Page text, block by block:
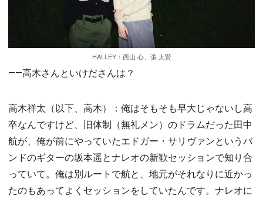
HALLEY：西山 心、張 太賢
――高木さんといけださんは？
高木祥太（以下、高木）：俺はそもそも早大じゃないし高
卒なんですけど、旧体制（無礼メン）のドラムだった田中
航が、俺が前にやっていたエドガー・サリヴァンというバ
ンドのギターの坂本遥とナレオの新歓セッションで知り合
っていて。俺は別ルートで航と、地元がそれなりに近かっ
たのもあってよくセッションをしていたんです。ナレオに